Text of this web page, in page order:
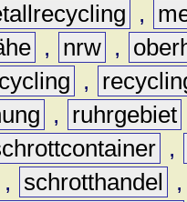
,
, nrw ,
,
, ruhrgebiet
,
, schrotthandel